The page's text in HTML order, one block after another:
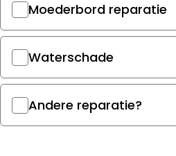
Moederbord reparatie
Waterschade
Andere reparatie?